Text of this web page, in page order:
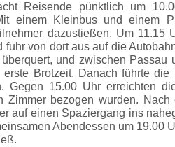
Reisende pünktlich um
einem Kleinbus und einem
dazustießen. Um 11.15
fuhr von dort aus auf die
und zwischen Passau
Brotzeit. Danach führte
Gegen 15.00 Uhr erreichten
Zimmer bezogen wurden. Nach
auf einen Spaziergang ins
Abendessen um 19.00